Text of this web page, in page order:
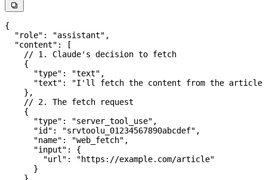

{
  "role"
: "assistant" ,
  "content"
: [
    // 1. Claude's decision to fetch
    {
      "type"
: "text" ,
      "text"
:
"I'll fetch the content from the article
    },
    // 2. The fetch request
    {
      "type"
: "server_tool_use" ,
      "id"
: "srvtoolu_01234567890abcdef" ,
      "name"
: "web_fetch" ,
      "input"
: {
        "url"
:
"https://example.com/article"
      }